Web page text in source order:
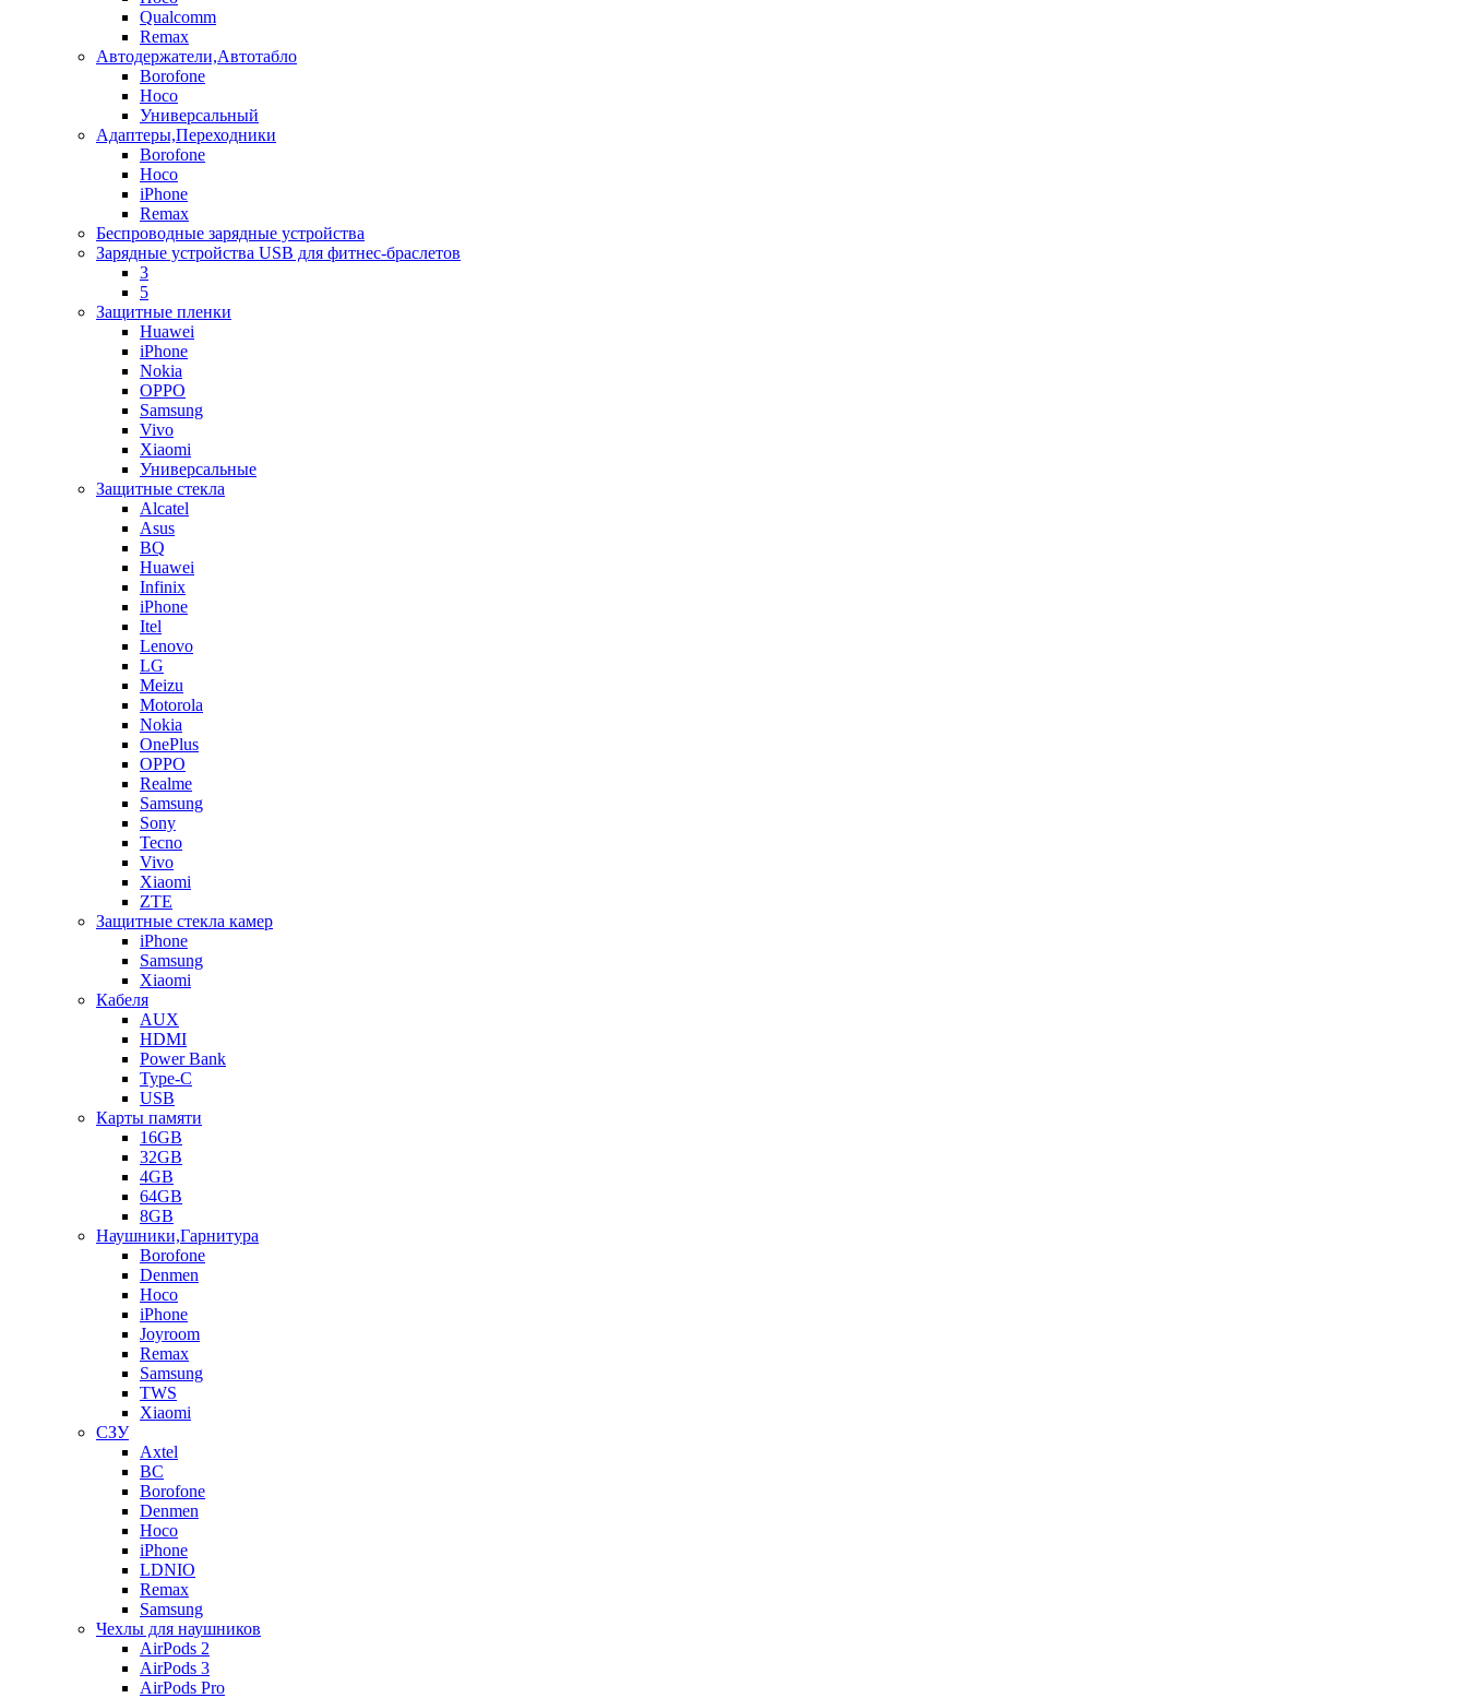
Qualcomm
Remax
Автодержатели,Автотабло
Borofone
Hoco
Универсальный
Адаптеры,Переходники
Borofone
Hoco
iPhone
Remax
Беспроводные зарядные устройства
Зарядные устройства USB для фитнес-браслетов
3
5
Защитные пленки
Huawei
iPhone
Nokia
OPPO
Samsung
Vivo
Xiaomi
Универсальные
Защитные стекла
Alcatel
Asus
BQ
Huawei
Infinix
iPhone
Itel
Lenovo
LG
Meizu
Motorola
Nokia
OnePlus
OPPO
Realme
Samsung
Sony
Tecno
Vivo
Xiaomi
ZTE
Защитные стекла камер
iPhone
Samsung
Xiaomi
Кабеля
AUX
HDMI
Power Bank
Type-C
USB
Карты памяти
16GB
32GB
4GB
64GB
8GB
Наушники,Гарнитура
Borofone
Denmen
Hoco
iPhone
Joyroom
Remax
Samsung
TWS
Xiaomi
СЗУ
Axtel
BC
Borofone
Denmen
Hoco
iPhone
LDNIO
Remax
Samsung
Чехлы для наушников
AirPods 2
AirPods 3
AirPods Pro